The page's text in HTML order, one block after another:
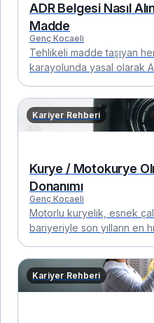
ADR Belgesi Nasıl
Madde
Genç Kocaeli
Tehlikeli madde taşıyan
karayolunda yasal olarak
Kariyer Rehberi
Kurye / Motokurye
Donanımı
Genç Kocaeli
Motorlu kuryelik, esnek
bariyeriyle son yılların en
Kariyer Rehberi